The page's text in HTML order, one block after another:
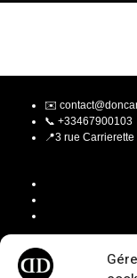
✉️
📞 +33467900103
📍3 rue